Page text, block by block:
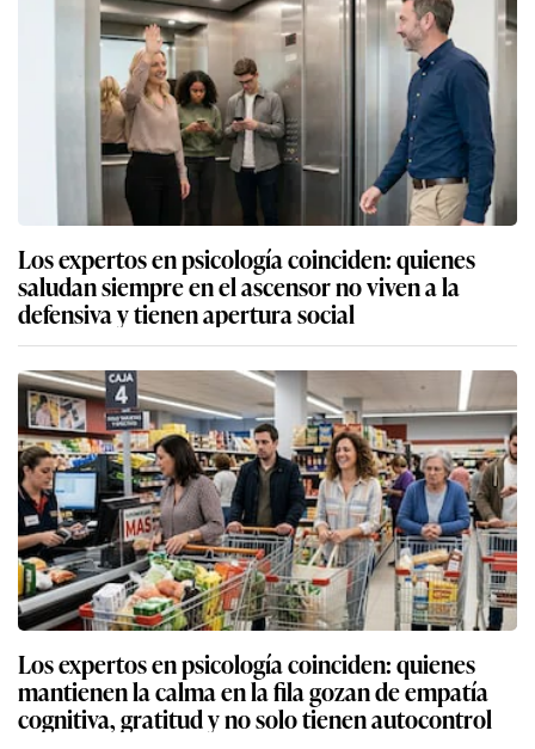
Los expertos en psicología coinciden: quienes
saludan siempre en el ascensor no viven a la
defensiva y tienen apertura social
Los expertos en psicología coinciden: quienes
mantienen la calma en la fila gozan de empatía
cognitiva, gratitud y no solo tienen autocontrol